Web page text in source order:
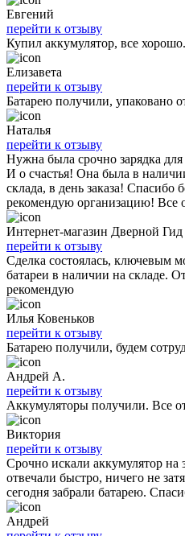
Евгений
перейти к отзыву
Купил аккумулятор, все хорошо.
Елизавета
перейти к отзыву
Батарею получили, упаковано
Наталья
перейти к отзыву
Нужна была срочно зарядка
И о счастья! Она была в
склада, в день заказа! Спасибо
рекомендую организацию! Все
Интернет-магазин Дверной Гид
перейти к отзыву
Сделка состоялась, ключевым
батареи в наличии на складе.
рекомендую
Илья Ковеньков
перейти к отзыву
Батарею получили, будем
Андрей А.
перейти к отзыву
Аккумуляторы получили. Все
Виктория
перейти к отзыву
Срочно искали аккумулятор на
отвечали быстро, ничего не
сегодня забрали батарею.
Андрей